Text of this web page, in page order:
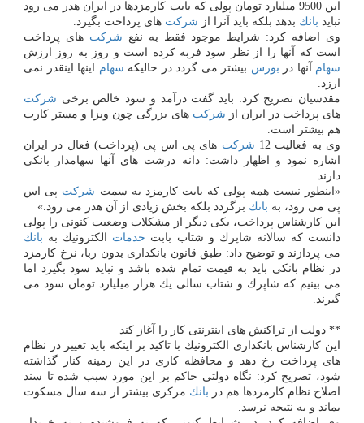
این 9500 میلیارد تومان پولی كه بابت كارمزدها در ایران هدر می رود
نباید بانك بدهد بلكه باید آنرا از شركت های پرداخت بگیرد.
وی اضافه كرد: شرایط موجود فقط به نفع شركت های پرداخت
است كه آنها را از نظر سود فربه كرده است و روز به روز ارزش
سهام آنها در بورس بیشتر می گردد در حالیكه سهام اینها اینقدر نمی
ارزد.
مقدسیان تصریح كرد: باید گفت درآمد و سود خالص برخی شركت
های پرداخت در ایران از شركت های بزرگی چون ویزا و مستر كارت
هم بیشتر است.
وی به فعالیت 12
شركت های پی اس پی (پرداخت) فعال در ایران
اشاره نمود و اظهار داشت: دانه درشت های آنها سهامدار بانكی
دارند.
«اینطور نیست همه پولی كه بابت كارمزد به سمت شركت پی اس
پی می رود، به بانك برگردد بلكه بخش زیادی از آن هدر می رود.»
این كارشناس پرداخت، یكی دیگر از مشكلات وضعیت كنونی را پولی
دانست كه سالانه شاپرك و شتاب بابت خدمات الكترونیك به بانك
می پردازند و توضیح داد: طبق قانون بانكداری بدون ربا، نرخ كارمزد
در نظام بانكی باید به قیمت تمام شده باشد و نباید سود بگیرد اما
می بینیم كه شاپرك و شتاب سالی یك هزار میلیارد تومان سود می
گیرند.
** دولت از تراكنش های اینترنتی كار را آغاز كند
این كارشناس بانكداری الكترونیك با تاكید بر اینكه باید تغییر در نظام
های پرداخت رخ دهد و محافظه كاری در این زمینه كنار گذاشته
شود، تصریح كرد: نگاه دولتی حاكم بر این مورد سبب شده تا سند
اصلاح نظام كارمزدها هم در بانك مركزی بیشتر از سه سال مسكوت
بماند و به نتیجه نرسد.